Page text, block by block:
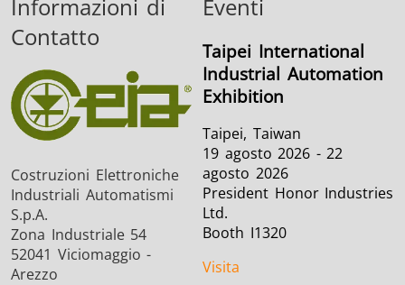
Informazioni di
Contatto
Costruzioni Elettroniche
Industriali Automatismi
S.p.A.
Zona Industriale 54
52041 Viciomaggio -
Arezzo
Eventi
Taipei International
Industrial Automation
Exhibition
Taipei, Taiwan
19 agosto 2026 - 22
agosto 2026
President Honor Industries
Ltd.
Booth I1320
Visita